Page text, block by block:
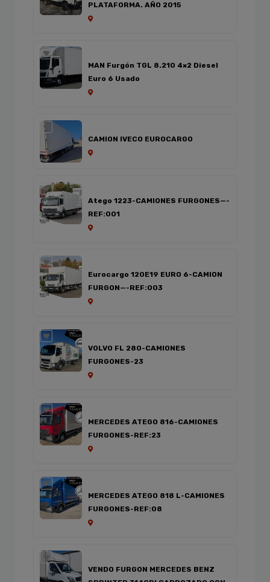
PLATAFORMA. AÑO 2015
MAN Furgón TGL 8.210 4×2 Diesel
Euro 6 Usado
CAMION IVECO EUROCARGO
Atego 1223-CAMIONES FURGONES—-
REF:001
Eurocargo 120E19 EURO 6-CAMION
FURGON—-REF:003
VOLVO FL 280-CAMIONES
FURGONES-23
MERCEDES ATEGO 816-CAMIONES
FURGONES-REF:23
MERCEDES ATEGO 818 L-CAMIONES
FURGONES-REF:08
VENDO FURGON MERCEDES BENZ